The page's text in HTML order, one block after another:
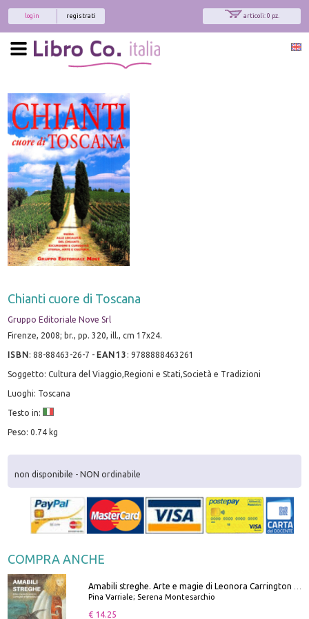
articoli: 0 pz.
registrati
login
Chianti cuore di Toscana
Gruppo Editoriale Nove Srl
Firenze, 2008; br., pp. 320, ill., cm 17x24.
ISBN:88-88463-26-7 - EAN13 :9788888463261
Soggetto: Cultura del Viaggio,Regioni e Stati,Società e Tradizioni
Luoghi: Toscana
Testo in:
Peso: 0.74 kg
non disponibile - NON ordinabile
COMPRA ANCHE
Pina Varriale; Serena Montesarchio
€ 14.25